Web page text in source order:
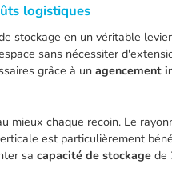
logistiques
stockage en un véritable
sans nécessiter
grâce à unagencement
chaque recoin. Le
est particulièrement
sa capacité de stockage de